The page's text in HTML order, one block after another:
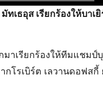
ทเธอุส เรียกร้องให้บา
าเรียกร้องให้ทีมแชมป์
โรเบิร์ต เลวานดอฟสกี้